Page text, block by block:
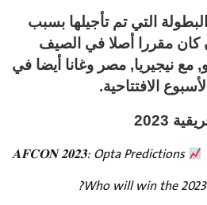
التي تم تأجيلها بسبب
مقررا أصلا في الصيف
مع نيجيريا, مصر وغانا أيضا في
الافتتاحية.
2023
𝐀𝐅𝐂𝐎𝐍 𝟐𝟎𝟐𝟑: Opta Predictions
Who will win the